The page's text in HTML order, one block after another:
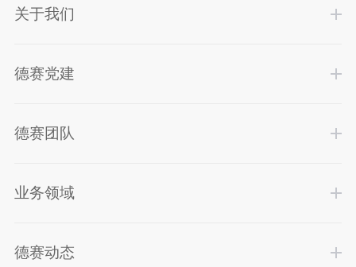
关于我们
德赛党建
德赛团队
业务领域
德赛动态